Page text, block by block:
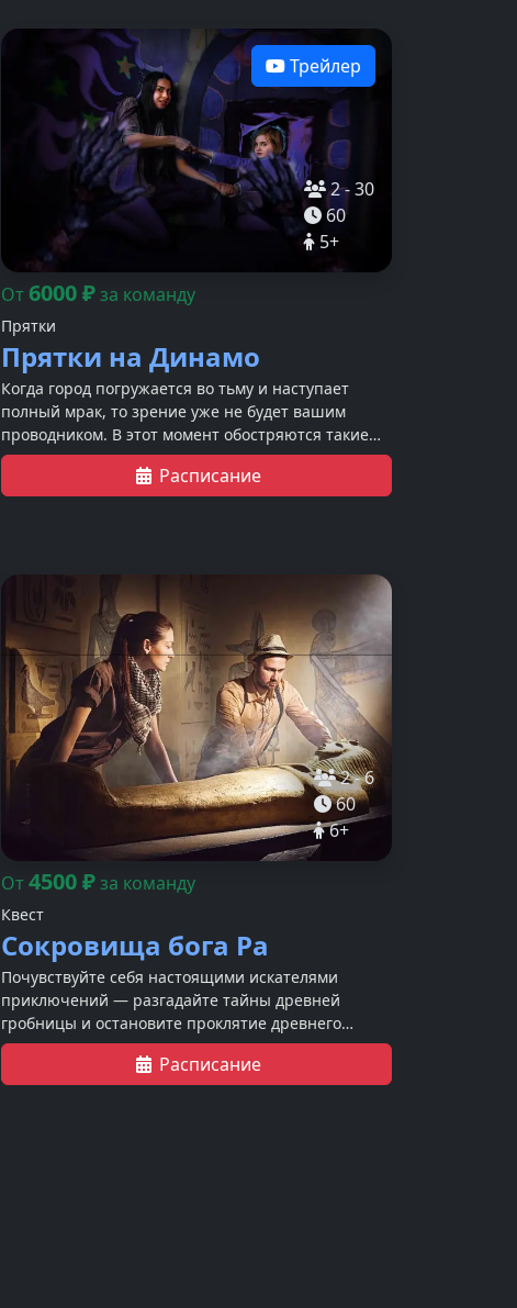
2-30
60
5+
Трейлер
От6000₽за команду
Прятки
Прятки на Динамо
Когда город погружается во тьму и наступает
полный мрак, то зрение уже не будет вашим
проводником. В этот момент обостряются такие
качества, как слух и осязание. Смогут ли герои с
помощью своей интуиции безопасно укрыться в
темноте ужасающих комнат так, чтобы их не
Расписание
2-6
60
6+
От4500₽за команду
Квест
Сокровища бога Ра
Почувствуйте себя настоящими искателями
приключений — разгадайте тайны древней
гробницы и остановите проклятие древнего
фараона.
Расписание